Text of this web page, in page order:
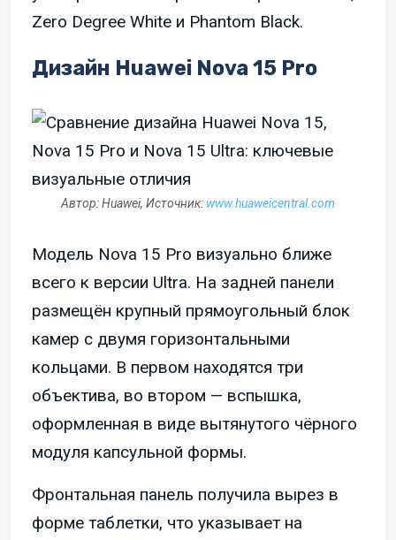
Zero Degree White и Phantom Black.
Дизайн Huawei Nova 15 Pro
Автор: Huawei, Источник: www.huaweicentral.com
Модель Nova 15 Pro визуально ближе
всего к версии Ultra. На задней панели
размещён крупный прямоугольный блок
камер с двумя горизонтальными
кольцами. В первом находятся три
объектива, во втором — вспышка,
оформленная в виде вытянутого чёрного
модуля капсульной формы.
Фронтальная панель получила вырез в
форме таблетки, что указывает на